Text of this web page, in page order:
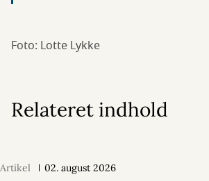
Foto: Lotte Lykke
Relateret indhold
Artikel 02. august 2026